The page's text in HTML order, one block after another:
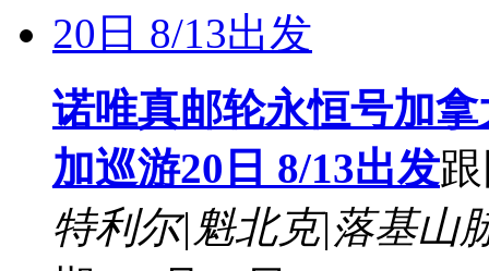
诺唯真邮轮永恒号加
加巡游20日 8/13出发
特利尔|魁北克|落基山